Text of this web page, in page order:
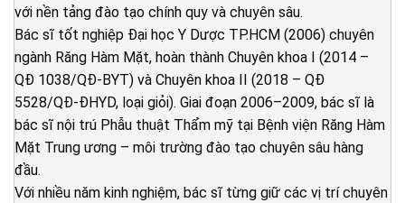
với nền tảng đào tạo chính quy và chuyên sâu.
Bác sĩ tốt nghiệp Đại học Y Dược TP.HCM (2006) chuyên
ngành Răng Hàm Mặt, hoàn thành Chuyên khoa I (2014 –
QĐ 1038/QĐ-BYT) và Chuyên khoa II (2018 – QĐ
5528/QĐ-ĐHYD, loại giỏi). Giai đoạn 2006–2009, bác sĩ là
bác sĩ nội trú Phẫu thuật Thẩm mỹ tại Bệnh viện Răng Hàm
Mặt Trung ương – môi trường đào tạo chuyên sâu hàng
đầu.
Với nhiều năm kinh nghiệm, bác sĩ từng giữ các vị trí chuyên